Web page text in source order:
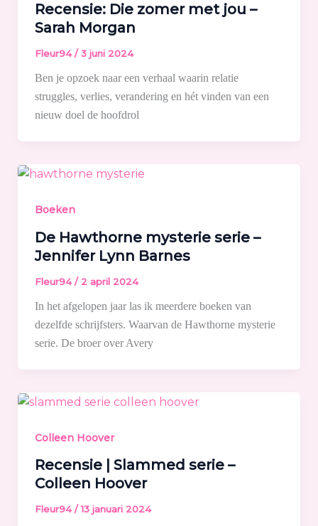
Recensie: Die zomer met jou –
Sarah Morgan
Fleur94/3 juni 2024
Ben je opzoek naar een verhaal waarin relatie
struggles, verlies, verandering en hét vinden van een
nieuw doel de hoofdrol
Boeken
De Hawthorne mysterie serie –
Jennifer Lynn Barnes
Fleur94/ 2 april 2024
In het afgelopen jaar las ik meerdere boeken van
dezelfde schrijfsters. Waarvan de Hawthorne mysterie
serie. De broer over Avery
Colleen Hoover
Recensie | Slammed serie –
Colleen Hoover
Fleur94/13 januari 2024